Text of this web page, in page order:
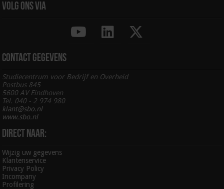
Volg ons via
Contact gegevens
Studiecentrum voor Bedrijf en Overheid
Postbus 845
5600 AV Eindhoven
Tel. 040 - 2 974 980
klant@sbo.nl
www.sbo.nl
Direct naar:
Wijzig uw gegevens
Klantenservice
Privacy Policy
Incompany
Profilering